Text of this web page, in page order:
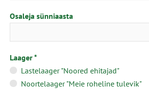
Osaleja sünniaasta
Laager
Lastelaager "Noored ehitajad"
Noortelaager "Meie roheline tulevik"